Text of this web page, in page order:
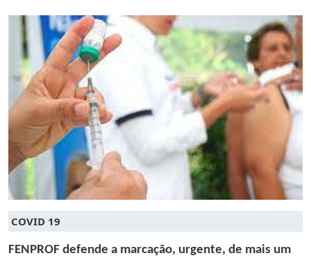
COVID 19
FENPROF defende a marcação, urgente, de mais um